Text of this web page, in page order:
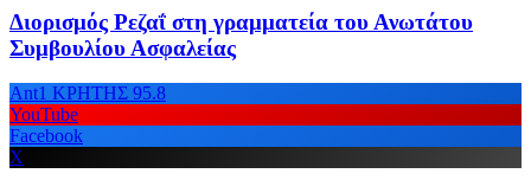
Διορισμός Ρεζαΐ στη γραμματεία του Ανωτάτου
Συμβουλίου Ασφαλείας
Ant1 ΚΡΗΤΗΣ 95.8
YouTube
Facebook
X